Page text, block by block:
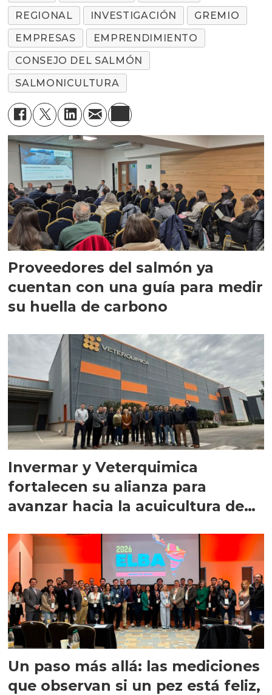
REGIONAL
INVESTIGACIÓN
GREMIO
EMPRESAS
EMPRENDIMIENTO
CONSEJO DEL SALMÓN
SALMONICULTURA
Proveedores del salmón ya
cuentan con una guía para medir
su huella de carbono
Invermar y Veterquimica
fortalecen su alianza para
avanzar hacia la acuicultura de
Un paso más allá: las mediciones
que observan si un pez está feliz,